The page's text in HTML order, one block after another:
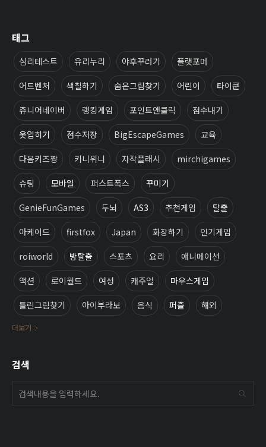
태그
심리테스트 유리누리 야후꾸러기 플랫포머
어드벤처 색칠하기 숨은그림찾기 어린이 타이쿤
쥬니어네이버 랭킹게임 포인트앤클릭 점수내기
옷입히기 점수저장 BigEscapeGames 교육
다음키즈짱 키니위니 자작플래시 mirchigames
슈팅 모바일 퍼스트폭스 꾸미기
GenieFunGames 두뇌 AS3 추천게임 탈출
아케이드 firstfox Japan 화장하기 인기게임
roiworld 방탈출 스포츠 요리 애니메이션
액션 로이월드 여성 캐주얼 마우스게임
틀린그림찾기 아이부라보 음식 퍼즐 해외
더보기
검색